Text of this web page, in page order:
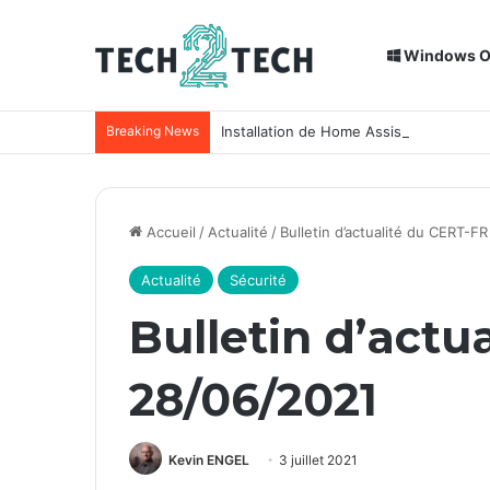
Windows
Breaking News Installation de Home Assistant sur un
Accueil / Actualité / Bulletin d’actualité du CERT-
Actualité Sécurité
Bulletin
28/06/2021
Kevin ENGEL 3 juillet 2021